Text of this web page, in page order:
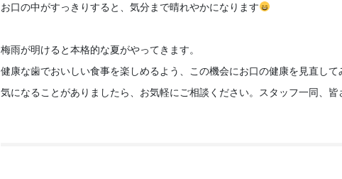
お口の中がすっきりすると、気分まで晴れやかになります
梅雨が明けると本格的な夏がやってきます。
健康な歯でおいしい食事を楽しめるよう、この機会にお口の健康を見直して
気になることがありましたら、お気軽にご相談ください。スタッフ一同、皆